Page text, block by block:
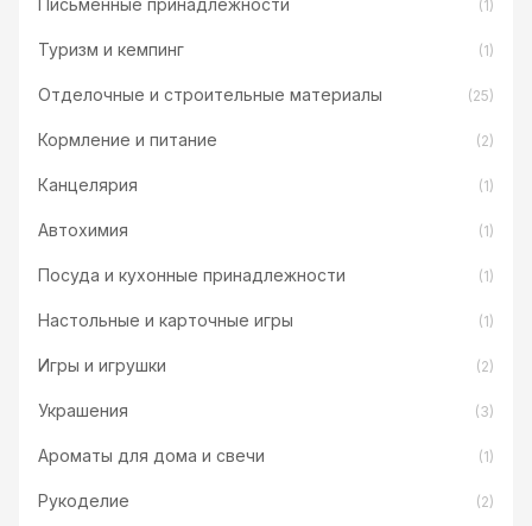
Письменные принадлежности (1)
Туризм и кемпинг (1)
Отделочные и строительные материалы (25)
Кормление и питание (2)
Канцелярия (1)
Автохимия (1)
Посуда и кухонные принадлежности (1)
Настольные и карточные игры (1)
Игры и игрушки (2)
Украшения (3)
Ароматы для дома и свечи (1)
Рукоделие (2)